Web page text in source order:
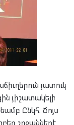
յա­տուկ
յի­շա­տա­կե­լի
Ընկհ. Ճոյս
շրջան­նե­րէ